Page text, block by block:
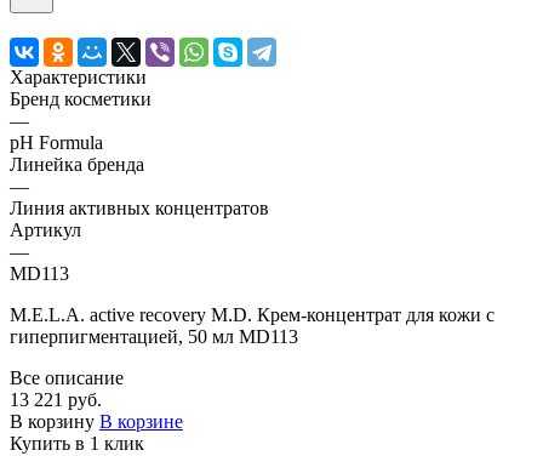
Характеристики
Бренд косметики
—
pH Formula
Линейка бренда
—
Линия активных концентратов
Артикул
—
MD113
M.E.L.A. active recovery M.D. Крем-концентрат для кожи с
гиперпигментацией, 50 мл MD113
Все описание
13 221 руб.
В корзину В корзине
Купить в 1 клик